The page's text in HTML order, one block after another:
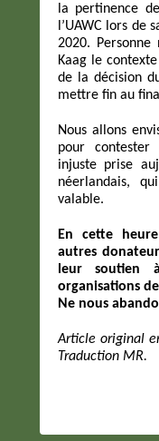
la pertinence
l’UAWC lors de
2020.
Kaag le
de la décision
mettre fin au
Nous allons
pour
injuste prise
néerlandais,
valable.
En cette
autres
leur soutien
organisations
Ne nous
Article original
Traduction MR.